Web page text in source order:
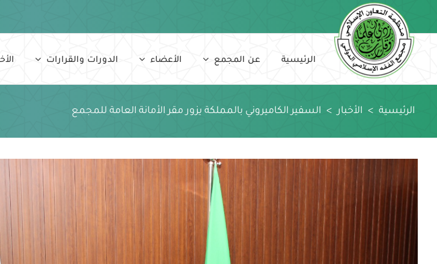
content
الرئيسية عن المجمع الأعضاء الدورات والقرارات
الرئيسية > الأخبار > السفير الكاميروني بالمملكة يزور مقر الأمانة العامة للمجمع